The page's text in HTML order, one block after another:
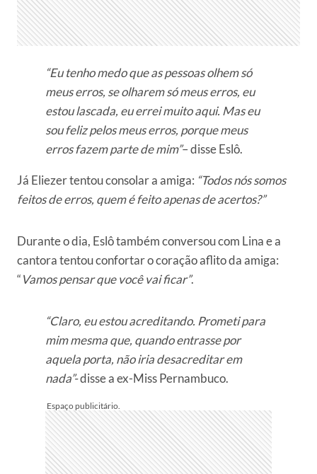
“Eu tenho medo que as pessoas olhem só
meus erros, se olharem só meus erros, eu
estou lascada, eu errei muito aqui. Mas eu
sou feliz pelos meus erros, porque meus
erros fazem parte de mim”– disse Eslô.
Já Eliezer tentou consolar a amiga: “Todos nós somos
feitos de erros, quem é feito apenas de acertos?”
Durante o dia, Eslô também conversou com Lina e a
cantora tentou confortar o coração aflito da amiga:
“Vamos pensar que você vai ficar”.
“Claro, eu estou acreditando. Prometi para
mim mesma que, quando entrasse por
aquela porta, não iria desacreditar em
nada”-disse a ex-Miss Pernambuco.